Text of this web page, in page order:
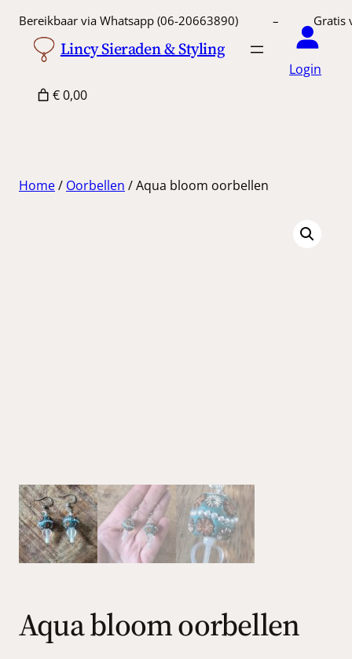
GaBereikbaar via Whatsapp (06-20663890) –
Lincy Sieraden & Styling
Login
€ 0,00
Home/ Oorbellen / Aqua bloom oorbellen
Aqua bloom oorbellen